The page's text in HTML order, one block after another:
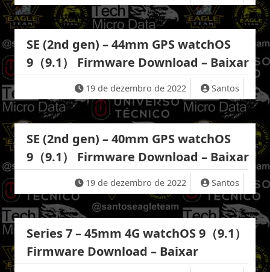
SE (2nd gen) – 44mm GPS watchOS
9（9.1） Firmware Download – Baixar
19 de dezembro de 2022 Santos
SE (2nd gen) – 40mm GPS watchOS
9（9.1） Firmware Download – Baixar
19 de dezembro de 2022 Santos
Series 7 – 45mm 4G watchOS 9（9.1）
Firmware Download – Baixar